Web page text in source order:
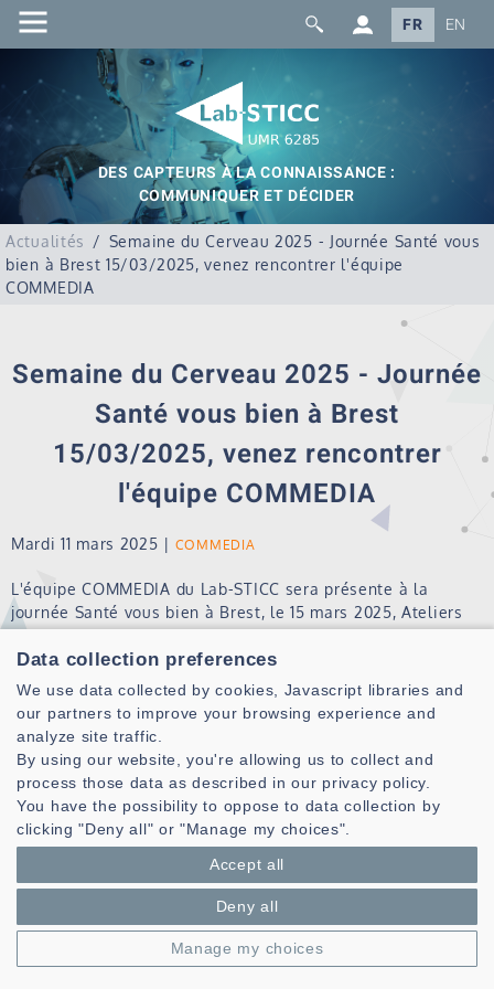
FR EN
DES CAPTEURS À LA CONNAISSANCE :
COMMUNIQUER ET DÉCIDER
Actualités
Semaine du Cerveau 2025 - Journée Santé vous
bien à Brest 15/03/2025, venez rencontrer l'équipe
COMMEDIA
Semaine du Cerveau 2025 - Journée
Santé vous bien à Brest
15/03/2025, venez rencontrer
l'équipe COMMEDIA
Mardi 11 mars 2025 | COMMEDIA
L'équipe COMMEDIA du Lab-STICC sera présente à la
journée Santé vous bien à Brest, le 15 mars 2025, Ateliers
des Capucins.
Cette journée est organisée dans le cadre de la Semaine du
cerveau 2025, événement coordonné par laSociété des
Neurosciences
Venez rencontrer l'équipe qui animera l'atelier Réalité
Virtuelle et Psychologie cognitive.
Détail sur l'atelier
Informations et programmede la journée du 15/03/2025
Nathalie.Le Bigot
Data collection preferences
We use data collected by cookies, Javascript libraries and
our partners to improve your browsing experience and
analyze site traffic.
By using our website, you're allowing us to collect and
process those data as described in our privacy policy.
You have the possibility to oppose to data collection by
clicking "Deny all" or "Manage my choices".
Accept all
Deny all
Manage my choices